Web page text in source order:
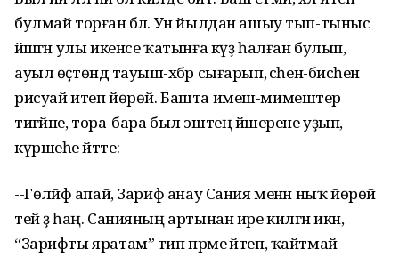
булмай торған бәлә. Ун йылдан ашыу тып-тыныс
йәшәгән улы икенсе ҡатынға күҙ һалған булып,
ауыл өҫтөндә тауыш-хәбәр сығарып, әсәһен-бисәһен
рисуай итеп йөрөй. Башта имеш-мимештер
тигәйне, тора-бара был эштең йәшерене уҙып,
күршеһе әйтте:
--Гөләйфә апай, Зариф анау Сания менән ныҡ йөрөй
тей ҙә һаң. Санияның артынан ире килгән икән,
“Зарифты яратам” тип прәме әйтеп, ҡайтмай